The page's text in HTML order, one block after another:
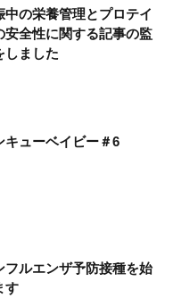
中の栄養管理とプロテイ
安全性に関する記事の監
しました
キューベイビー＃6
フルエンザ予防接種を始
す